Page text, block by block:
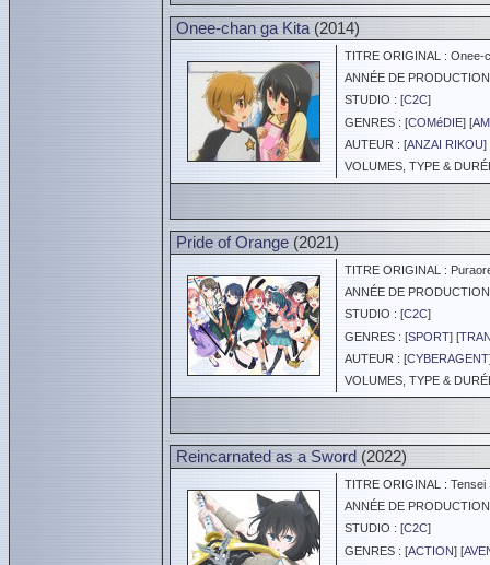
Onee-chan ga Kita (2014)
TITRE ORIGINAL : Onee-
ANNÉE DE
STUDIO : [C2C]
GENRES : [COMéDIE] [
AUTEUR : [ANZAI RIKOU]
VOLUMES, TYPE &
Pride of Orange (2021)
TITRE ORIGINAL :
ANNÉE DE
STUDIO : [C2C]
GENRES : [SPORT] [
AUTEUR : [CYBERAGENT
VOLUMES, TYPE &
Reincarnated as a Sword (2022)
TITRE ORIGINAL : Tensei
ANNÉE DE
STUDIO : [C2C]
GENRES : [ACTION] [